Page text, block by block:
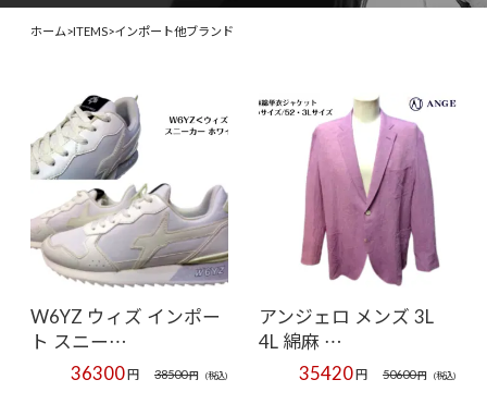
ホーム>ITEMS>インポート他ブランド
W6YZ ウィズ インポー
ト スニー…
38500円 (税込)
36300円
アンジェロ メンズ 3L
4L 綿麻 …
50600円 (税込)
35420円